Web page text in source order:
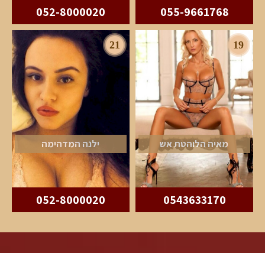
055-9661768
052-8000020
19
מאיה הלוהטת אש
0543633170
21
ילנה המדהימה
052-8000020